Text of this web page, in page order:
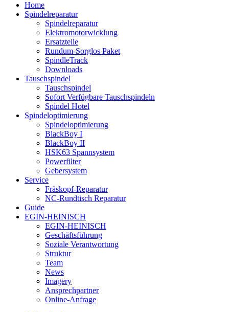
Home
Spindelreparatur
Spindelreparatur
Elektromotorwicklung
Ersatzteile
Rundum-Sorglos Paket
SpindleTrack
Downloads
Tauschspindel
Tauschspindel
Sofort Verfügbare Tauschspindeln
Spindel Hotel
Spindeloptimierung
Spindeloptimierung
BlackBoy I
BlackBoy II
HSK63 Spannsystem
Powerfilter
Gebersystem
Service
Fräskopf-Reparatur
NC-Rundtisch Reparatur
Guide
EGIN-HEINISCH
EGIN-HEINISCH
Geschäftsführung
Soziale Verantwortung
Struktur
Team
News
Imagery
Ansprechpartner
Online-Anfrage